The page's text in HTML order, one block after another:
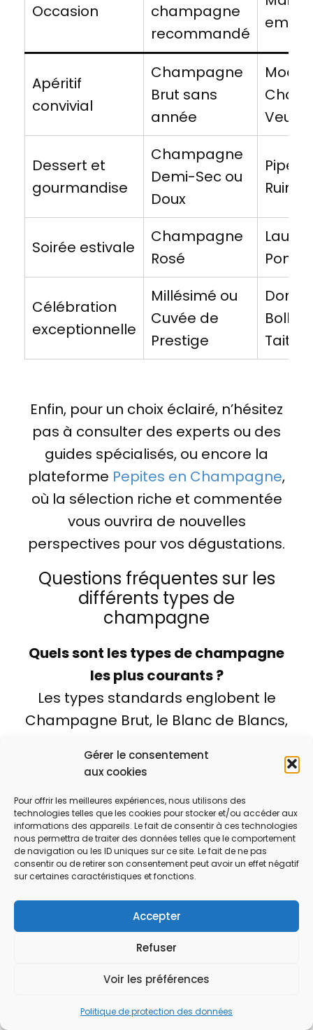
Gérer le consentement
aux cookies
Pour offrir les meilleures expériences, nous utilisons des
technologies telles que les cookies pour stocker et/ou accéder aux
informations des appareils. Le fait de consentir à ces technologies
nous permettra de traiter des données telles que le comportement
de navigation ou les ID uniques sur ce site. Le fait de ne pas
consentir ou de retirer son consentement peut avoir un effet négatif
sur certaines caractéristiques et fonctions.
Accepter
Refuser
Voir les préférences
Politique de protection des données
Occasion
champagne
recommandé
Apéritif
convivial
Champagne
Brut sans
année
Moët
Dessert et
gourmandise
Champagne
Demi-Sec ou
Doux
Piper-
Soirée estivale
Champagne
Rosé
Célébration
exceptionnelle
Millésimé ou
Cuvée de
Prestige
Dom
Enfin, pour un choix éclairé, n’hésitez
pas à consulter des experts ou des
guides spécialisés, ou encore la
plateforme Pepites en Champagne,
où la sélection riche et commentée
vous ouvrira de nouvelles
perspectives pour vos dégustations.
Questions fréquentes sur les
différents types de
champagne
Quels sont les types de champagne
les plus courants ?
Les types standards englobent le
Champagne Brut, le Blanc de Blancs,
Sec, le Doux, le Millésimé et le Brut
Comment reconnaître un
champagne millésimé ?
Un millésimé est élaboré avec des
exceptionnelle, souvent indiquée sur
l’étiquette, avec un potentiel de
occasion festive ?